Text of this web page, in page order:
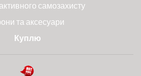
самозахисту
та аксесуари
Куплю